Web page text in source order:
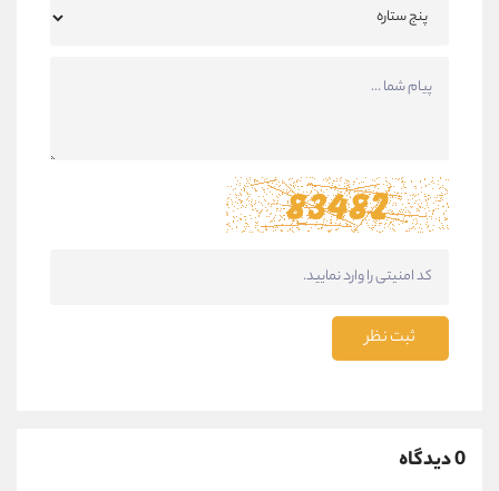
ثبت نظر
0 دیدگاه